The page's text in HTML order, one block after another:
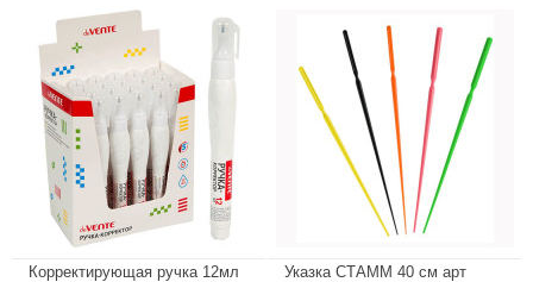
Корректирующая ручка 12мл
Указка СТАММ 40 см арт